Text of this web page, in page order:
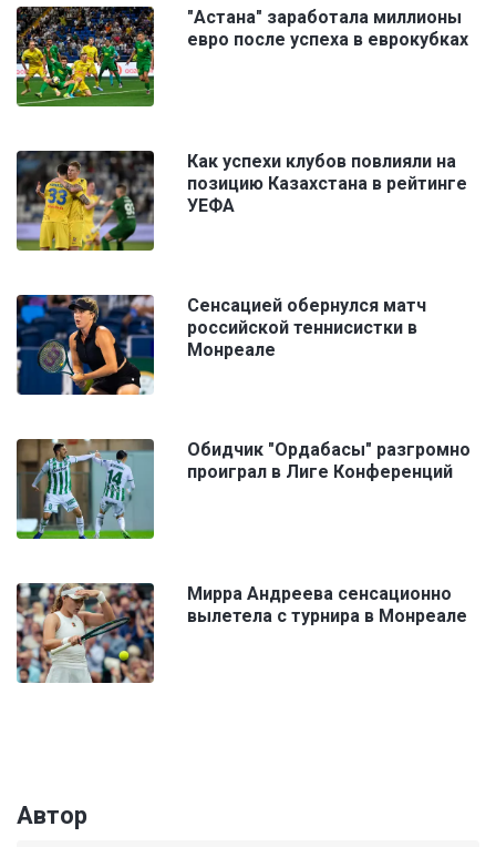
"Астана" заработала миллионы
евро после успеха в еврокубках
Как успехи клубов повлияли на
позицию Казахстана в рейтинге
УЕФА
Сенсацией обернулся матч
российской теннисистки в
Монреале
Обидчик "Ордабасы" разгромно
проиграл в Лиге Конференций
Мирра Андреева сенсационно
вылетела с турнира в Монреале
Автор